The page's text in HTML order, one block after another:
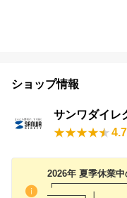
ショップ情報
サンワダイレ
2026年 夏季休業